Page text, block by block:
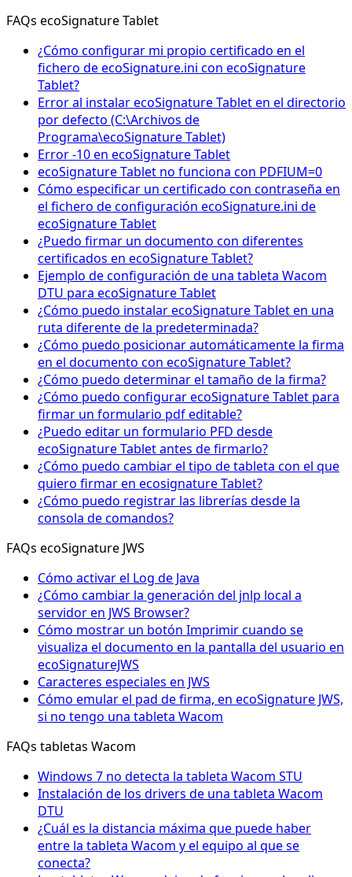
FAQs ecoSignature Tablet
¿Cómo configurar mi propio certificado en el
fichero de ecoSignature.ini con ecoSignature
Tablet?
Error al instalar ecoSignature Tablet en el directorio
por defecto (C:\Archivos de
Programa\ecoSignature Tablet)
Error -10 en ecoSignature Tablet
ecoSignature Tablet no funciona con PDFIUM=0
Cómo especificar un certificado con contraseña en
el fichero de configuración ecoSignature.ini de
ecoSignature Tablet
¿Puedo firmar un documento con diferentes
certificados en ecoSignature Tablet?
Ejemplo de configuración de una tableta Wacom
DTU para ecoSignature Tablet
¿Cómo puedo instalar ecoSignature Tablet en una
ruta diferente de la predeterminada?
¿Cómo puedo posicionar automáticamente la firma
en el documento con ecoSignature Tablet?
¿Cómo puedo determinar el tamaño de la firma?
¿Cómo puedo configurar ecoSignature Tablet para
firmar un formulario pdf editable?
¿Puedo editar un formulario PFD desde
ecoSignature Tablet antes de firmarlo?
¿Cómo puedo cambiar el tipo de tableta con el que
quiero firmar en ecosignature Tablet?
¿Cómo puedo registrar las librerías desde la
consola de comandos?
FAQs ecoSignature JWS
Cómo activar el Log de Java
¿Cómo cambiar la generación del jnlp local a
servidor en JWS Browser?
Cómo mostrar un botón Imprimir cuando se
visualiza el documento en la pantalla del usuario en
ecoSignatureJWS
Caracteres especiales en JWS
Cómo emular el pad de firma, en ecoSignature JWS,
si no tengo una tableta Wacom
FAQs tabletas Wacom
Windows 7 no detecta la tableta Wacom STU
Instalación de los drivers de una tableta Wacom
DTU
¿Cuál es la distancia máxima que puede haber
entre la tableta Wacom y el equipo al que se
conecta?